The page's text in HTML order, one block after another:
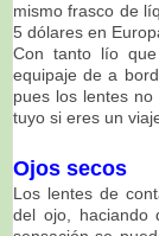
mismo frasco de
5 dólares en
Con tanto lío
equipaje de a
pues los lentes
tuyo si eres un
Ojos secos
Los lentes de
del ojo, haciando